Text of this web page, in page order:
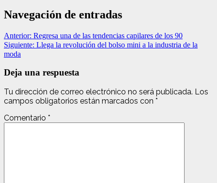
Navegación de entradas
Anterior: Regresa una de las tendencias capilares de los 90
Siguiente: Llega la revolución del bolso mini a la industria de la
moda
Deja una respuesta
Tu dirección de correo electrónico no será publicada. Los
campos obligatorios están marcados con *
Comentario *